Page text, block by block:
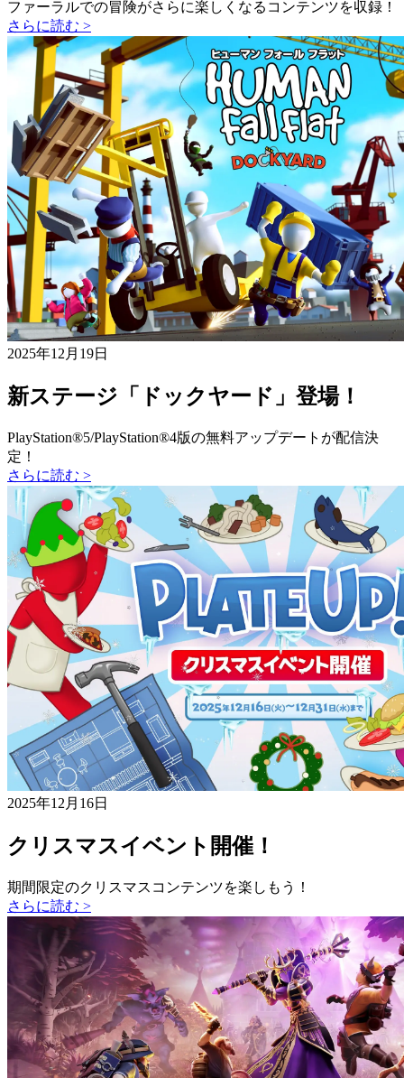
ファーラルでの冒険がさらに楽しくなるコンテンツを収録！
さらに読む >
2025年12月19日
新ステージ「ドックヤード」登場！
PlayStation®5/PlayStation®4版の無料アップデートが配信決
定！
さらに読む >
2025年12月16日
クリスマスイベント開催！
期間限定のクリスマスコンテンツを楽しもう！
さらに読む >